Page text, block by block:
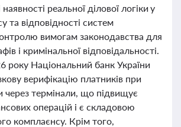
реальної ділової логіки у
та відповідності систем
вимогам законодавства для
і кримінальної відповідальності.
року Національний банк України
верифікацію платників при
через термінали, що підвищує
операцій і є складовою
комплаєнсу. Крім того,